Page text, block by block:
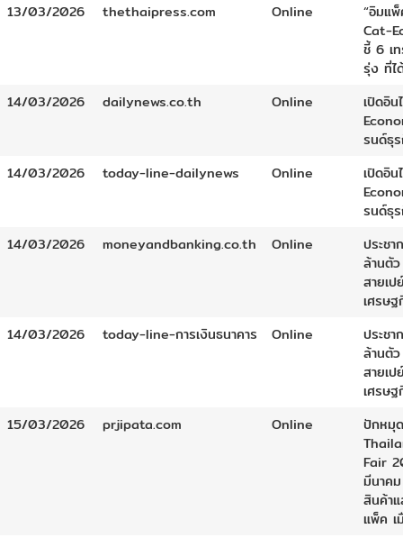
13/03/2026
thethaipress.com Online
“อิมแ
Cat-
ชี้ 6 เ
รุ่ง ที่ไ
14/03/2026
dailynews.co.th Online
เปิดอิ
รนด์ธุ
14/03/2026
today-line-dailynews Online
เปิดอิ
รนด์ธุ
14/03/2026
moneyandbanking.co.th Online
ประช
ล้านตั
สายเป
เศรษฐ
14/03/2026
today-line-การเงินธนาคาร Online
ประช
ล้านตั
สายเป
เศรษฐ
15/03/2026
prjipata.com Online
ปักหมุ
Fair
มีนาค
สินค้า
แพ็ค เ